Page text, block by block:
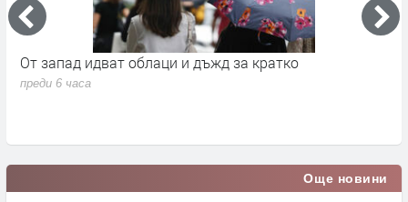
От запад идват облаци и дъжд за кратко
преди 6 часа
Още новини